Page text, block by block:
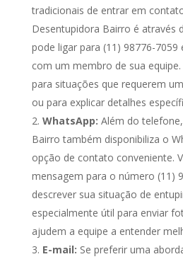
tradicionais de entrar em
Desentupidora Bairro é através
pode ligar para (11) 98776-
com um membro de sua
para situações que requerem
ou para explicar detalhes
WhatsApp: Além do
Bairro também disponibiliza o
opção de contato conveniente.
mensagem para o número (11)
descrever sua situação de
especialmente útil para enviar
ajudem a equipe a entender
E-mail: Se preferir uma